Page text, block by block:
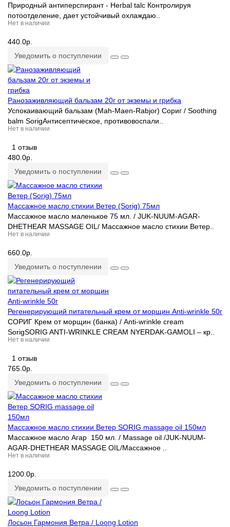
Природный антиперспирант - Herbal talc Контролируя
потоотделение, дает устойчивый охлаждаю..
Нет в наличии
440.0р.
Уведомить о поступлении
Ранозаживляющий бальзам 20г от экземы и грибка
Успокаивающий бальзам (Mah-Maen-Rabjor) Сориг / Soothing
balm Sorig Антисептическое, противовоспали..
Нет в наличии
1 отзыв
480.0р.
Уведомить о поступлении
Массажное масло стихии Ветер (Sorig) 75мл
Массажное масло маленькое 75 мл. / JUK-NUUM-AGAR-
DHETHEAR MASSAGE OIL/ Массажное масло стихии Ветер..
Нет в наличии
660.0р.
Уведомить о поступлении
Регенерирующий питательный крем от морщин Anti-wrinkle 50г
СОРИГ Крем от морщин (банка) / Anti-wrinkle cream
SorigSORIG ANTI-WRINKLE CREAM NYERDAK-GAMOLI – кр..
Нет в наличии
1 отзыв
765.0р.
Уведомить о поступлении
Массажное масло стихии Ветер SORIG massage oil 150мл
Массажное масло Агар 150 мл. / Massage oil /JUK-NUUM-
AGAR-DHETHEAR MASSAGE OIL/Массажное ..
Нет в наличии
1200.0р.
Уведомить о поступлении
Лосьон Гармония Ветра / Loong Lotion